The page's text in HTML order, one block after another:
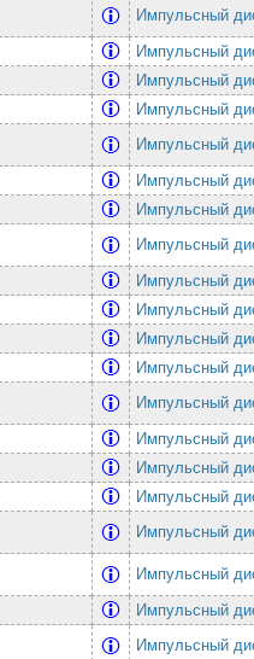
Импульсный
Импульсный
Импульсный
Импульсный
Импульсный
Импульсный
Импульсный
Импульсный
Импульсный
Импульсный
Импульсный
Импульсный
Импульсный
Импульсный
Импульсный
Импульсный
Импульсный
Импульсный
Импульсный
Импульсный